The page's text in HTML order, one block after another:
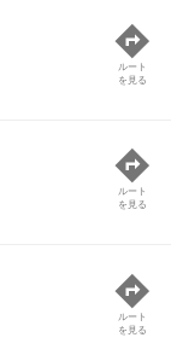
ルート
を見る
ルート
を見る
ルート
を見る